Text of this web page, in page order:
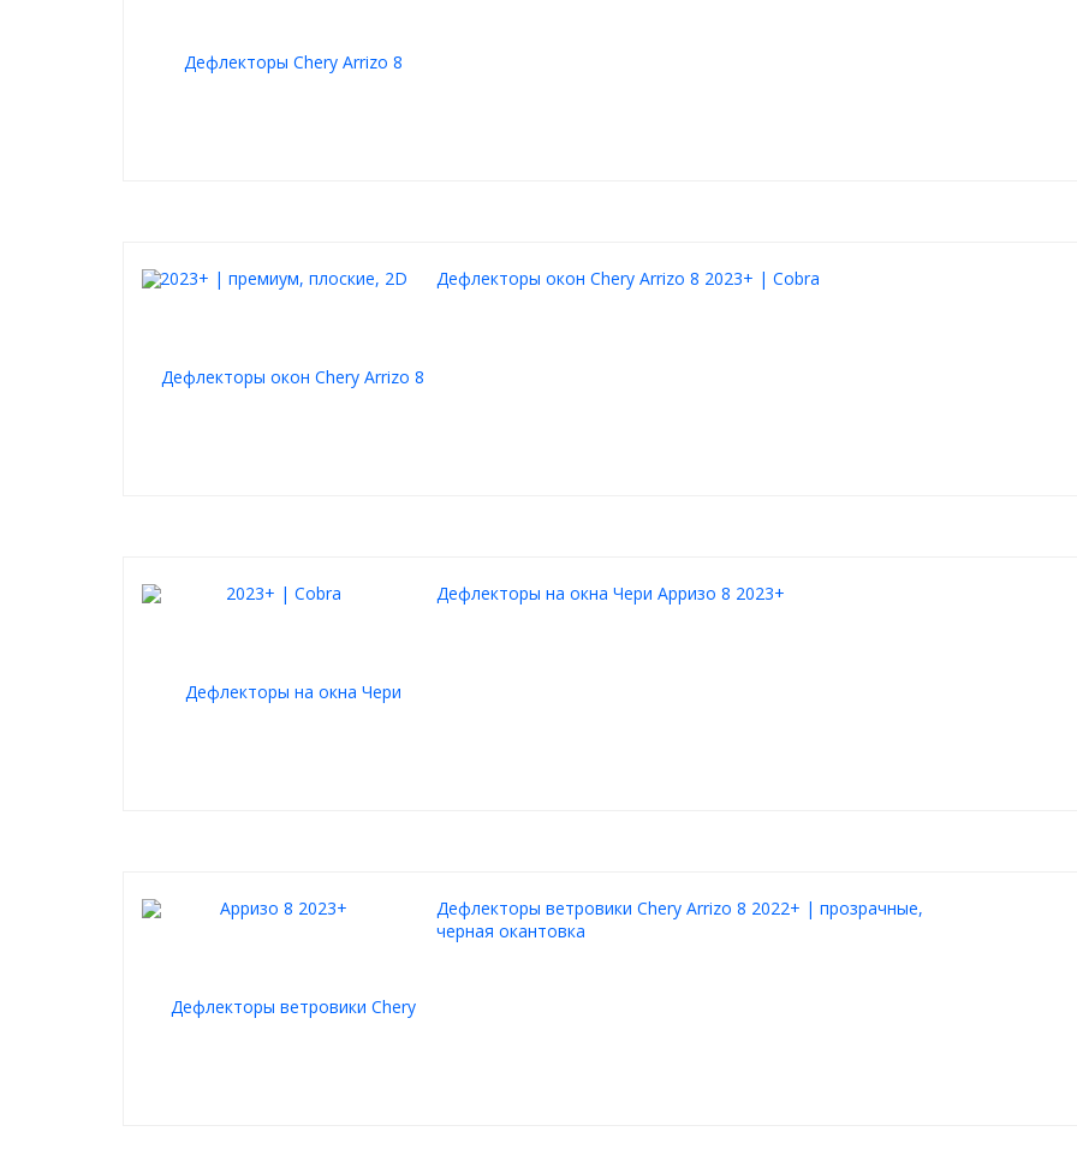
Дефлекторы окон Chery Arrizo 8 2023+ | Cobra
Дефлекторы на окна Чери Арризо 8 2023+
Дефлекторы ветровики Chery Arrizo 8 2022+ | прозрачные,
черная окантовка